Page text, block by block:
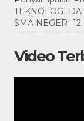
TEKNOLOGI
SMA NEGERI 12
Video